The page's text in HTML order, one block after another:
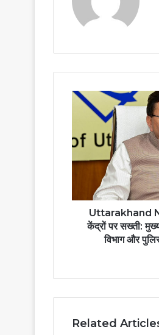
Uttarakhand
केंद्रों पर सख्ती:
विभाग और
Related